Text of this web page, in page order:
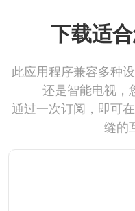
下载适
此应用程序兼容多种
还是智能电视，
通过一次订阅，即可
缝的